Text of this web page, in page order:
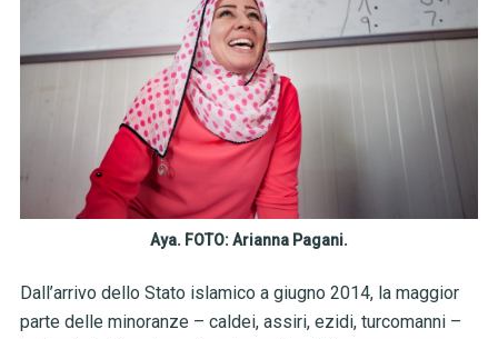
Aya. FOTO: Arianna Pagani.
Dall’arrivo dello Stato islamico a giugno 2014, la maggior
parte delle minoranze – caldei, assiri, ezidi, turcomanni –